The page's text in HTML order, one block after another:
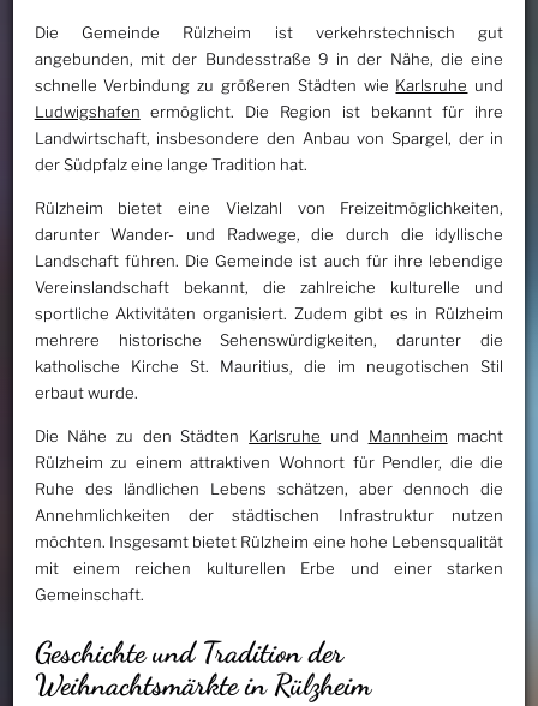
Die Gemeinde Rülzheim ist verkehrstechnisch gut
angebunden, mit der Bundesstraße 9 in der Nähe, die eine
schnelle Verbindung zu größeren Städten wie Karlsruhe und
Ludwigshafen ermöglicht. Die Region ist bekannt für ihre
Landwirtschaft, insbesondere den Anbau von Spargel, der in
der Südpfalz eine lange Tradition hat.
Rülzheim bietet eine Vielzahl von Freizeitmöglichkeiten,
darunter Wander- und Radwege, die durch die idyllische
Landschaft führen. Die Gemeinde ist auch für ihre lebendige
Vereinslandschaft bekannt, die zahlreiche kulturelle und
sportliche Aktivitäten organisiert. Zudem gibt es in Rülzheim
mehrere historische Sehenswürdigkeiten, darunter die
katholische Kirche St. Mauritius, die im neugotischen Stil
erbaut wurde.
Die Nähe zu den Städten Karlsruhe und Mannheim macht
Rülzheim zu einem attraktiven Wohnort für Pendler, die die
Ruhe des ländlichen Lebens schätzen, aber dennoch die
Annehmlichkeiten der städtischen Infrastruktur nutzen
möchten. Insgesamt bietet Rülzheim eine hohe Lebensqualität
mit einem reichen kulturellen Erbe und einer starken
Gemeinschaft.
Geschichte und Tradition der
Weihnachtsmärkte in Rülzheim